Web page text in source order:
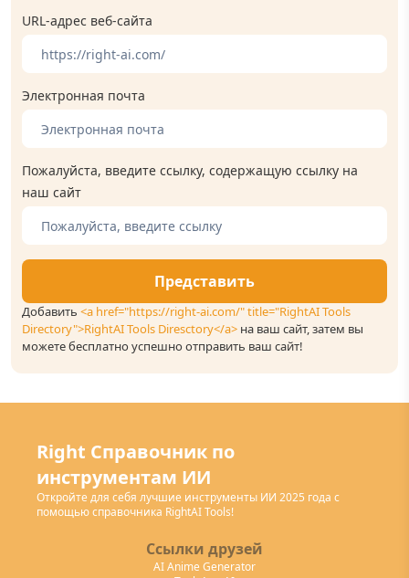
URL-адрес веб-сайта
Электронная почта
Пожалуйста, введите ссылку, содержащую ссылку на
наш сайт
Представить
Добавить <a href="https://right-ai.com/" title="RightAI Tools
Directory">RightAI Tools Diresctory</a> на ваш сайт, затем вы
можете бесплатно успешно отправить ваш сайт!
Right Справочник по
инструментам ИИ
Откройте для себя лучшие инструменты ИИ 2025 года с
помощью справочника RightAI Tools!
Ссылки друзей
AI Anime Generator